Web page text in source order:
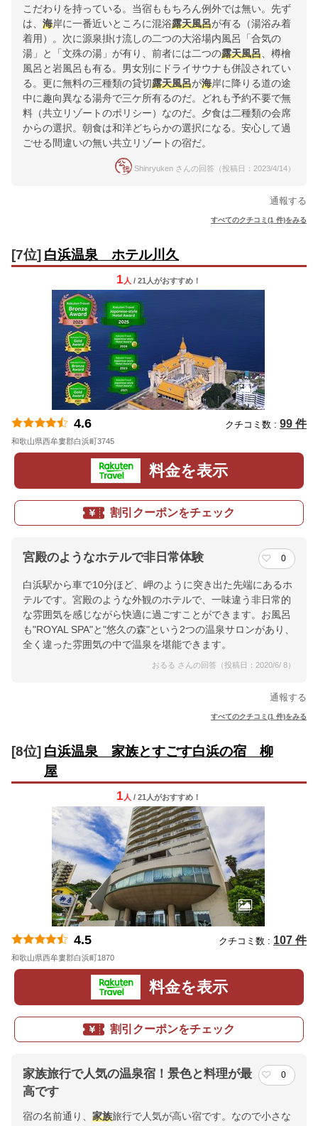
こだわりを持っている。当宿ももちろん例外では無い。先ず
は、 海岸に一番近いところに混浴露天風呂が有る（湯浴み着
着用）。次に源泉掛け流しの二つの大浴場内風呂「合気の
湯」と「文殊の湯」が有り、前者には二つの露天風呂 、樽檜
風呂と岩風呂も有る。男女別にドライサウナも併設されてい
る。更に無料の三種類の貸切露天風呂が海岸に降りる道の途
中に趣向異なる湯舟で三ケ所有るのだ。どれも予約不要で無
料（共立リゾートのポリシー）なのだ。夕食は二種類の会席
からの選択。朝食は和洋どちらかの選択になる。安心して過
ごせる間違いの無い共立リゾートの宿だ。
Shinryuken さんの回答（投稿日：2023/4/14）
通報する
すべてのクチコミ(1 件)をみる
[7位] 白浜温泉 ホテル川久
1 人 / 21人がおすすめ！
4.6 クチコミ数 : 99 件
和歌山県西牟婁郡白浜町3745
料金を表示
割引クーポンをチェック
宮殿のようなホテルで非日常体験 0
白浜駅から車で10分ほど、岬のように突き出た先端にあるホ
テルです。宮殿のような外観のホテルで、一味違う非日常的
な雰囲気を感じながら快適に過ごすことができます。お風呂
も"ROYAL SPA"と"悠久の森"という2つの温泉サロンがあり、
全く違った雰囲気の中で温泉を堪能できます。
おるる さんの回答（投稿日：2020/6/ 8）
通報する
すべてのクチコミ(1 件)をみる
[8位] 白浜温泉 家族とすごす白浜の宿 柳
屋
1 人 / 21人がおすすめ！
4.5 クチコミ数 : 107 件
和歌山県西牟婁郡白浜町1870
料金を表示
割引クーポンをチェック
家族旅行で人気の温泉宿！景色と料理が最
高です
0
宿の名前通り、 家族旅行で人気が高い宿です。なので小さな